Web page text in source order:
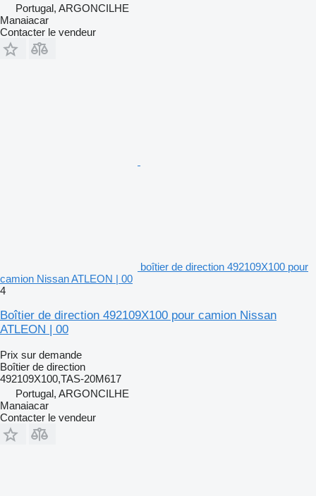
Portugal, ARGONCILHE
Manaiacar
Contacter le vendeur
boîtier de direction 492109X100 pour
camion Nissan ATLEON | 00
4
Boîtier de direction 492109X100 pour camion Nissan
ATLEON | 00
Prix sur demande
Boîtier de direction
492109X100,TAS-20M617
Portugal, ARGONCILHE
Manaiacar
Contacter le vendeur